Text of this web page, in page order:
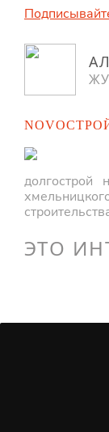
долгострой
ЭТО